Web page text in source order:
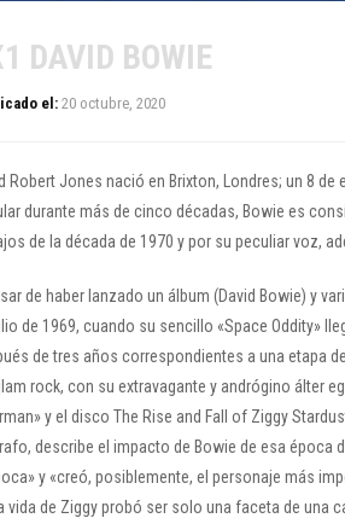
DAVID BOWIE
el: 20 octubre, 2020
Robert Jones nació en Brixton, Londres; un 8
durante más de cinco décadas, Bowie es
de la década de 1970 y por su peculiar voz,
de haber lanzado un álbum (David Bowie) y
de 1969, cuando su sencillo «Space Oddity»
de tres años correspondientes a una etapa
rock, con su extravagante y andrógino álter
y el disco The Rise and Fall of Ziggy
describe el impacto de Bowie de esa época
y «creó, posiblemente, el personaje más
vida de Ziggy probó ser solo una faceta de una